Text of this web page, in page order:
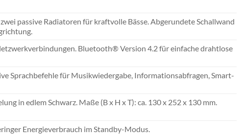
passive Radiatoren für kraftvolle Bässe. Abgerundete Schallwand
Bluetooth® Version 4.2 für einfache drahtlose
Sprachbefehle für Musikwiedergabe, Informationsabfragen, Smart-
in edlem Schwarz. Maße (B x H x T): ca. 130 x 252 x 130 mm.
Energieverbrauch im Standby-Modus.